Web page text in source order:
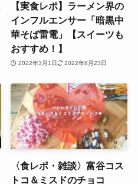
【実食レポ】ラーメン界の
インフルエンサー「暗黒中
華そば雷電」【スイーツも
おすすめ！】
2022年3月1日 2022年8月23日
〈食レポ・雑談〉富谷コス
トコ＆ミスドのチョコ